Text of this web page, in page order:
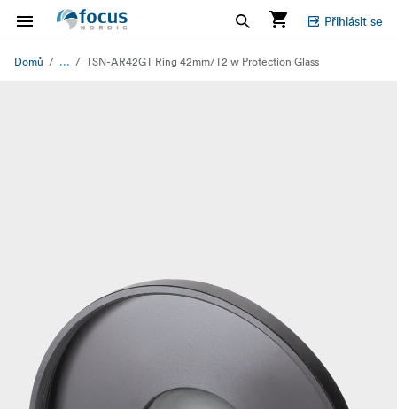
Přihlásit se
Domů ... TSN-AR42GT Ring 42mm/T2 w Protection Glass